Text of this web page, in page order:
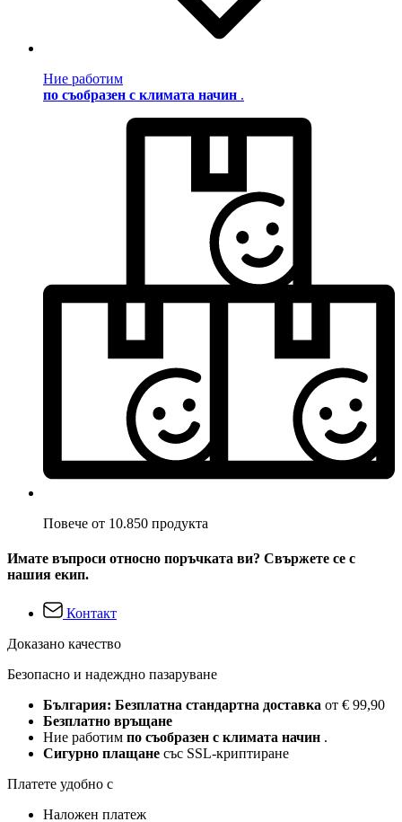
Ние работим
по съобразен с климата начин .
Повече от 10.850 продукта
Имате въпроси относно поръчката ви? Свържете се с
нашия екип.
Контакт
Доказано качество
Безопасно и надеждно пазаруване
България: Безплатна стандартна доставка от € 99,90
Безплатно връщане
Ние работим по съобразен с климата начин .
Сигурно плащане със SSL-криптиране
Платете удобно с
Наложен платеж